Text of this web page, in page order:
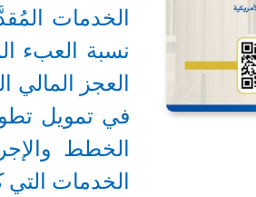
الخدمات
نسبة العبء
العجز المالي
في تمويل
الخطط
الخدمات